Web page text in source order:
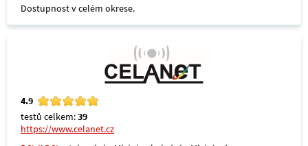
Dostupnost v celém okrese.
4.9
testů celkem:39
https://www.celanet.cz